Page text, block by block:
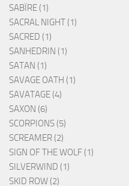
SABÏRE (1)
SACRAL NIGHT (1)
SACRED (1)
SANHEDRIN (1)
SATAN (1)
SAVAGE OATH (1)
SAVATAGE (4)
SAXON (6)
SCORPIONS (5)
SCREAMER (2)
SIGN OF THE WOLF (1)
SILVERWIND (1)
SKID ROW (2)